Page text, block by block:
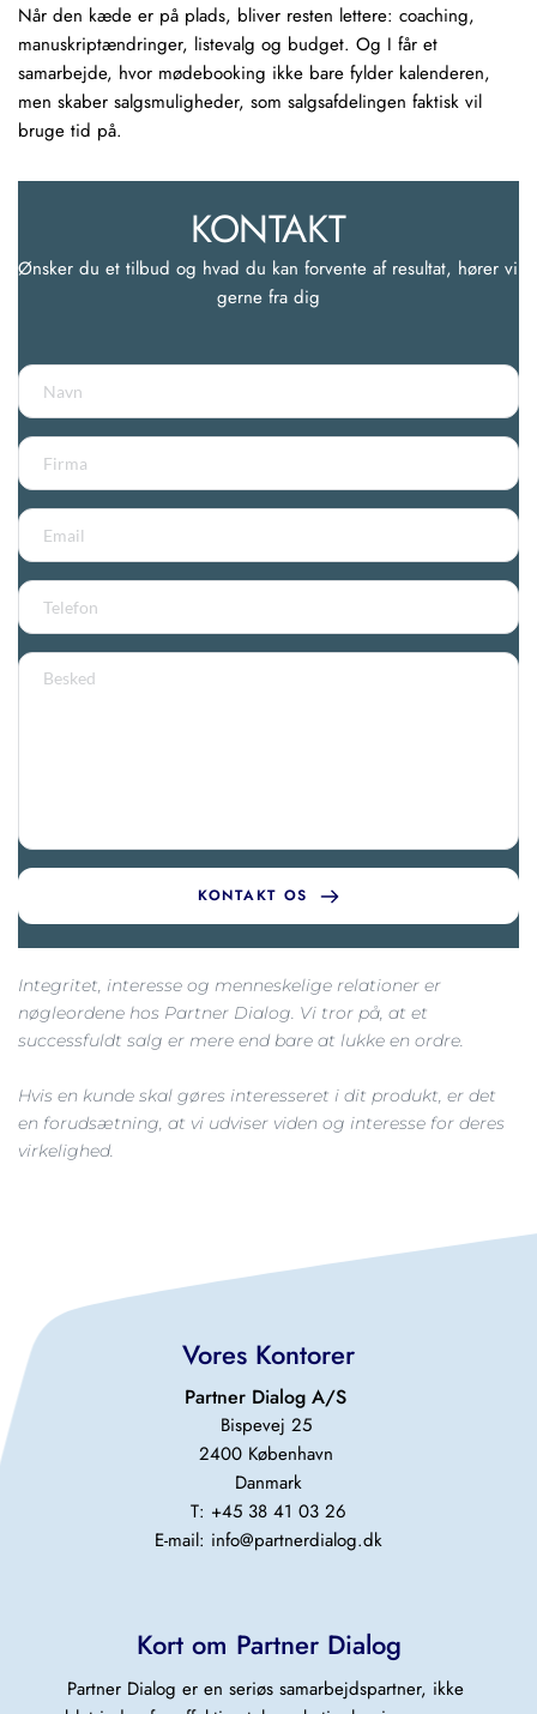
Når den kæde er på plads, bliver resten lettere: coaching,
manuskriptændringer, listevalg og budget. Og I får et
samarbejde, hvor mødebooking ikke bare fylder kalenderen,
men skaber salgsmuligheder, som salgsafdelingen faktisk vil
bruge tid på.
KONTAKT
Ønsker du et tilbud og hvad du kan forvente af resultat, hører vi
gerne fra dig
KONTAKT OS
Integritet, interesse og menneskelige relationer er
nøgleordene hos Partner Dialog. Vi tror på, at et
successfuldt salg er mere end bare at lukke en ordre.
Hvis en kunde skal gøres interesseret i dit produkt, er det
en forudsætning, at vi udviser viden og interesse for deres
virkelighed.
Vores Kontorer
Partner Dialog A/S
Bispevej 25
2400 København
Danmark
T: +45 38 41 03 26
E-mail: info@partnerdialog.dk
Kort om Partner Dialog
Partner Dialog er en seriøs samarbejdspartner, ikke